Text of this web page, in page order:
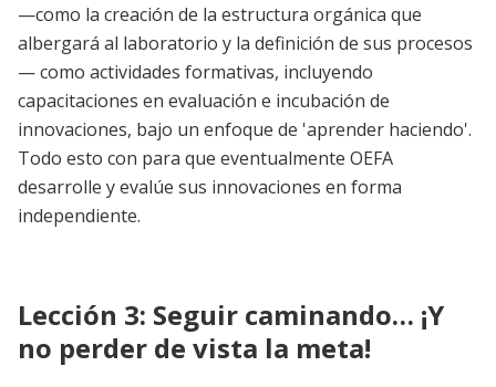
—como la creación de la estructura orgánica que
albergará al laboratorio y la definición de sus procesos
— como actividades formativas, incluyendo
capacitaciones en evaluación e incubación de
innovaciones, bajo un enfoque de 'aprender haciendo'.
Todo esto con para que eventualmente OEFA
desarrolle y evalúe sus innovaciones en forma
independiente.
Lección 3: Seguir caminando… ¡Y
no perder de vista la meta!